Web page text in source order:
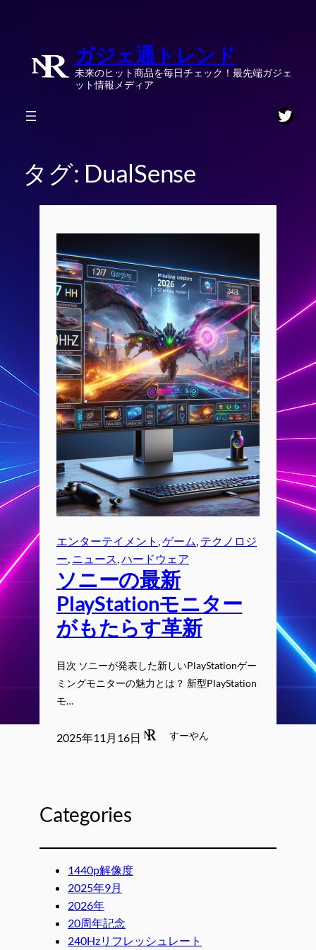
ガジェ通トレンド
未来のヒット商品を毎日チェック！最先端ガジェ
ット情報メディア
タグ: DualSense
エンターテイメント , ゲーム, テクノロジ
ー, ニュース, ハードウェア
ソニーの最新
PlayStationモニター
がもたらす革新
目次 ソニーが発表した新しいPlayStationゲー
ミングモニターの魅力とは？ 新型PlayStation
モ…
2025年11月16日 すーやん
Categories
1440p解像度
2025年9月
2026年
20周年記念
240Hzリフレッシュレート